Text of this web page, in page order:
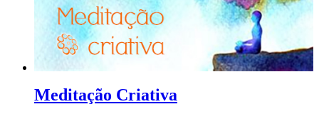
Meditação Criativa